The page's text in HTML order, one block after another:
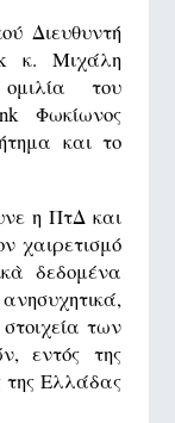
Διευθυντή
κ. Μιχάλη
του
Φωκίωνος
και το
η ΠτΔ και
χαιρετισμό
δεδομένα
των
εντός της
της Ελλάδας